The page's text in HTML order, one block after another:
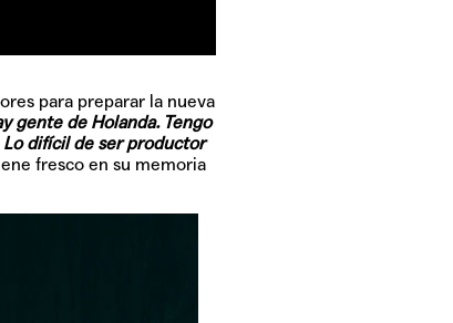
para preparar la nueva
gente de Holanda. Tengo
Lo difícil de ser productor
fresco en su memoria